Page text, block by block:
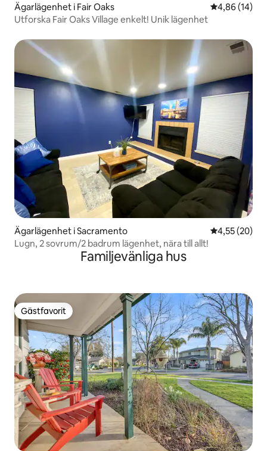
Ägarlägenhet i Fair Oaks 4,86 av 5 i
4,86 (14)
Utforska Fair Oaks Village enkelt! Unik lägenhet
Ägarlägenhet i Sacramento 4,55 av 5 i
4,55 (20)
Lugn, 2 sovrum/2 badrum lägenhet, nära till allt!
Familjevänliga hus
Gästfavorit
Gästfavorit